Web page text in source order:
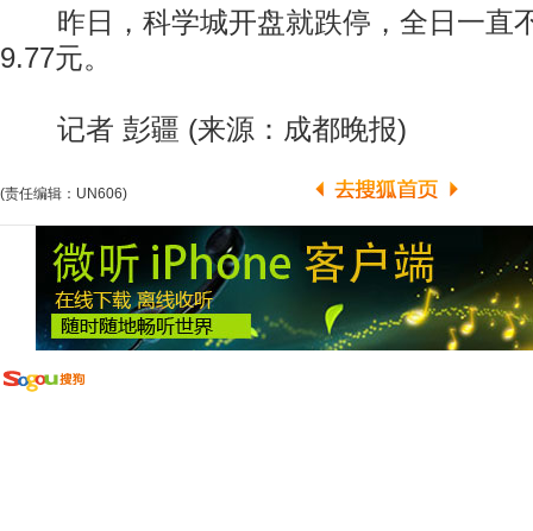
昨日，科学城开盘就跌停，全日一直不
9.77元。
记者 彭疆 (来源：成都晚报)
(责任编辑：UN606)